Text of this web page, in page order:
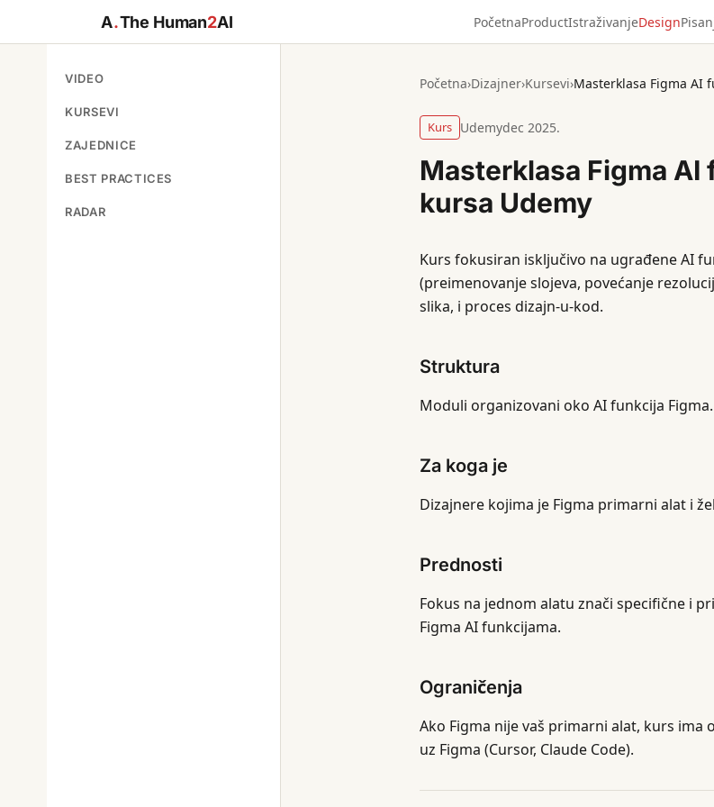
A.The Human2AI PočetnaProductIstraživanjeDesign
VIDEO
KURSEVI
ZAJEDNICE
BEST PRACTICES
RADAR
Početna›Dizajner›Kursevi›Masterklasa Figma AI
Kurs Udemydec 2025.
Masterklasa Figma
kursa Udemy
Kurs fokusiran isključivo na ugrađene AI
(preimenovanje slojeva, povećanje
slika, i proces dizajn-u-kod.
Struktura
Moduli organizovani oko AI funkcija
Za koga je
Dizajnere kojima je Figma primarni alat i
Prednosti
Fokus na jednom alatu znači specifične i
Figma AI funkcijama.
Ograničenja
Ako Figma nije vaš primarni alat, kurs
uz Figma (Cursor, Claude Code).